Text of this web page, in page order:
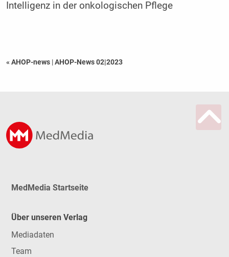
Intelligenz in der onkologischen Pflege
« AHOP-news |AHOP-News 02|2023
MedMedia Startseite
Über unseren Verlag
Mediadaten
Team